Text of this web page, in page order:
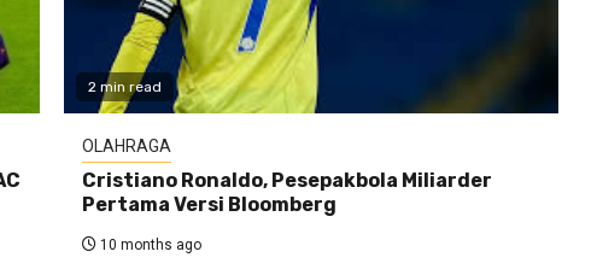
2 min read
OLAHRAGA
Cristiano Ronaldo, Pesepakbola Miliarder
Pertama Versi Bloomberg
10 months ago